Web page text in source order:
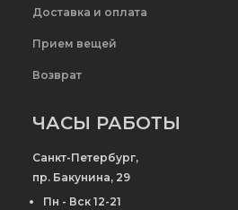
Доставка и оплата
Прием вещей
Возврат
ЧАСЫ РАБОТЫ
Санкт-Петербург,
пр. Бакунина, 29
Пн - Вск 12-21